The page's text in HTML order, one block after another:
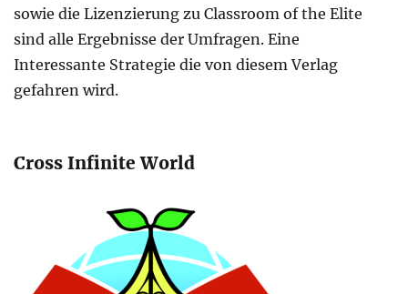
sowie die Lizenzierung zu Classroom of the Elite
sind alle Ergebnisse der Umfragen. Eine
Interessante Strategie die von diesem Verlag
gefahren wird.
Cross Infinite World